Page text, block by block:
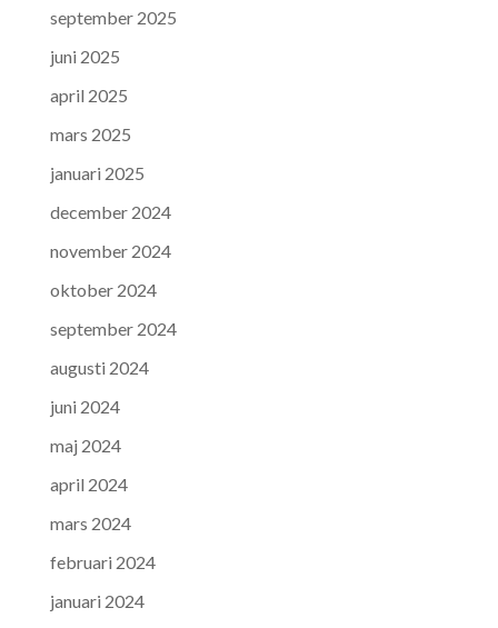
september 2025
juni 2025
april 2025
mars 2025
januari 2025
december 2024
november 2024
oktober 2024
september 2024
augusti 2024
juni 2024
maj 2024
april 2024
mars 2024
februari 2024
januari 2024